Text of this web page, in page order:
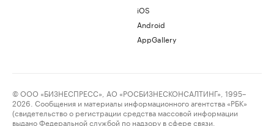
iOS
Android
AppGallery
© ООО «БИЗНЕСПРЕСС», АО «РОСБИЗНЕСКОНСАЛТИНГ», 1995–
2026. Сообщения и материалы информационного агентства «РБК»
(свидетельство о регистрации средства массовой информации
выдано Федеральной службой по надзору в сфере связи,